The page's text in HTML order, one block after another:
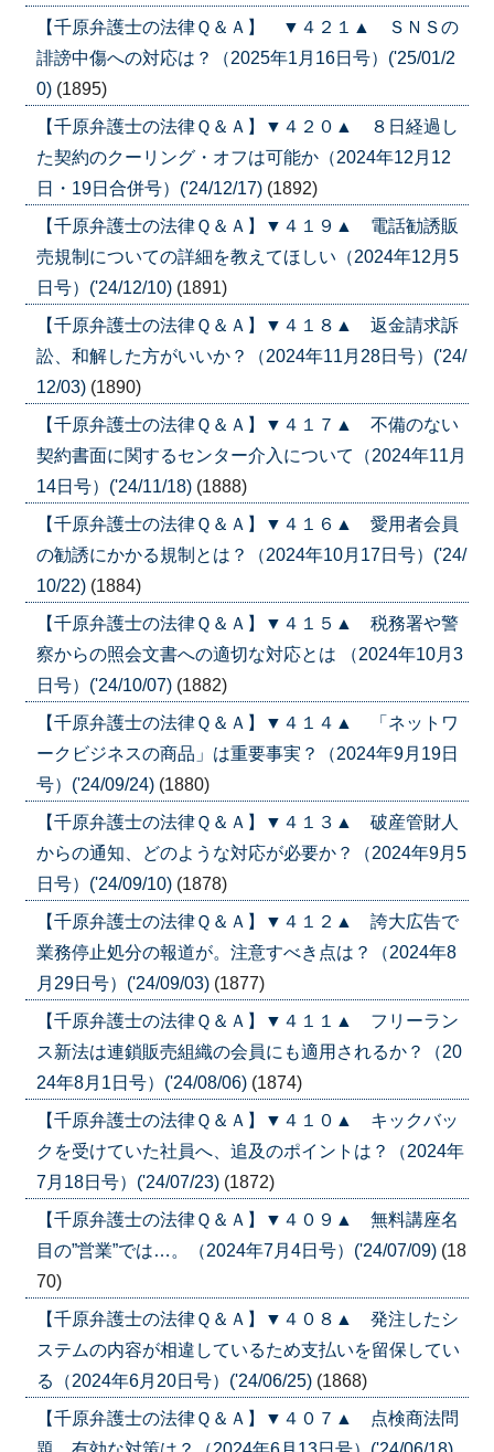
【千原弁護士の法律Ｑ＆Ａ】 ▼４２１▲ ＳＮＳの
誹謗中傷への対応は？（2025年1月16日号）('25/01/2
0) (1895)
【千原弁護士の法律Ｑ＆Ａ】▼４２０▲ ８日経過し
た契約のクーリング・オフは可能か（2024年12月12
日・19日合併号）('24/12/17) (1892)
【千原弁護士の法律Ｑ＆Ａ】▼４１９▲ 電話勧誘販
売規制についての詳細を教えてほしい（2024年12月5
日号）('24/12/10) (1891)
【千原弁護士の法律Ｑ＆Ａ】▼４１８▲ 返金請求訴
訟、和解した方がいいか？（2024年11月28日号）('24/
12/03) (1890)
【千原弁護士の法律Ｑ＆Ａ】▼４１７▲ 不備のない
契約書面に関するセンター介入について（2024年11月
14日号）('24/11/18) (1888)
【千原弁護士の法律Ｑ＆Ａ】▼４１６▲ 愛用者会員
の勧誘にかかる規制とは？（2024年10月17日号）('24/
10/22) (1884)
【千原弁護士の法律Ｑ＆Ａ】▼４１５▲ 税務署や警
察からの照会文書への適切な対応とは （2024年10月3
日号）('24/10/07) (1882)
【千原弁護士の法律Ｑ＆Ａ】▼４１４▲ 「ネットワ
ークビジネスの商品」は重要事実？（2024年9月19日
号）('24/09/24) (1880)
【千原弁護士の法律Ｑ＆Ａ】▼４１３▲ 破産管財人
からの通知、どのような対応が必要か？（2024年9月5
日号）('24/09/10) (1878)
【千原弁護士の法律Ｑ＆Ａ】▼４１２▲ 誇大広告で
業務停止処分の報道が。注意すべき点は？（2024年8
月29日号）('24/09/03) (1877)
【千原弁護士の法律Ｑ＆Ａ】▼４１１▲ フリーラン
ス新法は連鎖販売組織の会員にも適用されるか？（20
24年8月1日号）('24/08/06) (1874)
【千原弁護士の法律Ｑ＆Ａ】▼４１０▲ キックバッ
クを受けていた社員へ、追及のポイントは？（2024年
7月18日号）('24/07/23) (1872)
【千原弁護士の法律Ｑ＆Ａ】▼４０９▲ 無料講座名
目の”営業”では…。（2024年7月4日号）('24/07/09) (18
70)
【千原弁護士の法律Ｑ＆Ａ】▼４０８▲ 発注したシ
ステムの内容が相違しているため支払いを留保してい
る（2024年6月20日号）('24/06/25) (1868)
【千原弁護士の法律Ｑ＆Ａ】▼４０７▲ 点検商法問